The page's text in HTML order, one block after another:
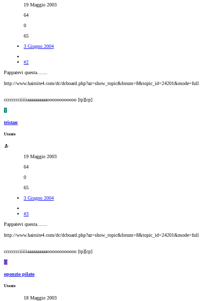
19 Maggio 2003
64
0
65
3 Giugno 2004
#2
Pappatevi questa.......
http://www.hairsite4.com/dc/dcboard.php?az=show_topic&forum=8&topic_id=24201&mode=full
cccccccciiiiiaaaaaaaaaaoooooooooooo [tp][cp]
T
tristan
Utente
19 Maggio 2003
64
0
65
3 Giugno 2004
#3
Pappatevi questa.......
http://www.hairsite4.com/dc/dcboard.php?az=show_topic&forum=8&topic_id=24201&mode=full
cccccccciiiiiaaaaaaaaaaoooooooooooo [tp][cp]
O
oponzio pilato
Utente
18 Maggio 2003